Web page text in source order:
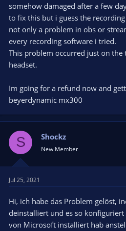
somehow damaged after a few
to fix this but i guess the
not only a problem in obs or
every recording software i tried.
This problem occurred just on
headset.
Im going for a refund now and
beyerdynamic mx300
S Shockz
New Member
Jul 25, 2021
Hi, ich habe das Problem gelöst,
deinstalliert und es so
von Microsoft installiert hab